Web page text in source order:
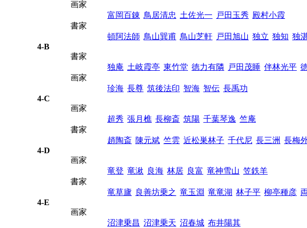
画家
富岡百錬 鳥居清忠 土佐光一 戸田玉秀 殿村小霞
書家
頓阿法師 鳥山巽甫 鳥山芝軒 戸田旭山 独立 独知 独
4-B
書家
独庵 土岐霞亭 東竹堂 徳力有隣 戸田茂睡 伴林光平
画家
珍海 長尊 筑後法印 智海 智伝 長禹功
4-C
画家
超秀 張月樵 長柳斎 筑陽 千葉琴逸 竺庵
書家
趙陶斎 陳元斌 竺雲 近松巣林子 千代尼 長三洲 長梅
4-D
画家
竜登 竜湫 良海 林居 良富 竜神雪山 笠鉄羊
書家
竜草廬 良善坊乗之 竜玉淵 竜竜湖 林子平 柳亭種彦
4-E
画家
沼津乗昌 沼津乗天 沼春城 布井陽其